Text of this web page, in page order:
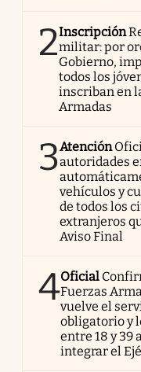
2Inscripción
militar: por
Gobierno,
todos los
inscriban en
Armadas
3Atención
autoridades
vehículos y
de todos los
extranjeros
Aviso Final
4Oficial
Fuerzas
vuelve el
obligatorio y
entre 18 y 39
integrar el